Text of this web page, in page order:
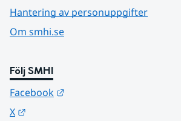
Hantering av personuppgifter
Om smhi.se
Följ SMHI
Facebook
X